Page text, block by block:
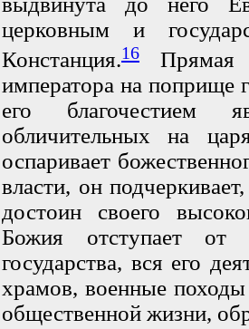
церковным и
Констанция.16
Прямая
императора на поприще
его благочестием
обличительных на
оспаривает
власти, он
достоин своего
Божия отступает от
государства, вся его
храмов, военные
общественной жизни,